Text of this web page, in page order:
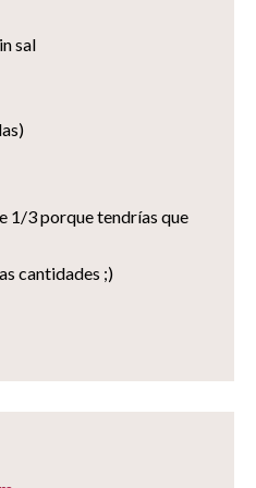
sal
1/3 porque tendrías que
cantidades ;)